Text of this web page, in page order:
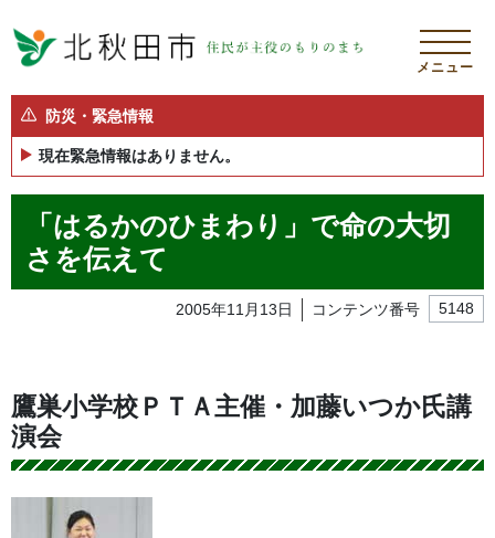
メニュー
防災・緊急情報
現在緊急情報はありません。
「はるかのひまわり」で命の大切
さを伝えて
2005年11月13日 コンテンツ番号 5148
鷹巣小学校ＰＴＡ主催・加藤いつか氏講
演会